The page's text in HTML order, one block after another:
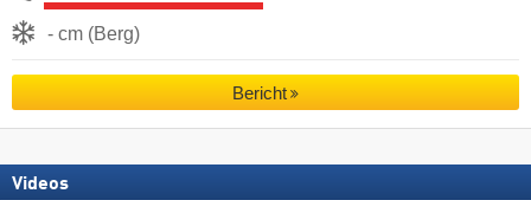
- cm (Berg)
Bericht
Videos